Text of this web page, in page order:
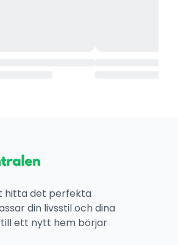
hitta det perfekta
din livsstil och dina
till ett nytt hem börjar